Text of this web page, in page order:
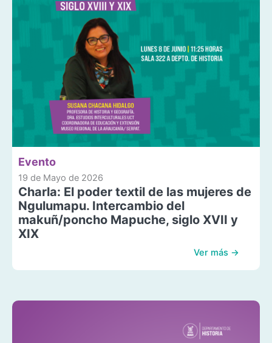
Evento
19 de Mayo de 2026
Charla: El poder textil de las mujeres de
Ngulumapu. Intercambio del
makuñ/poncho Mapuche, siglo XVII y
XIX
Ver más →